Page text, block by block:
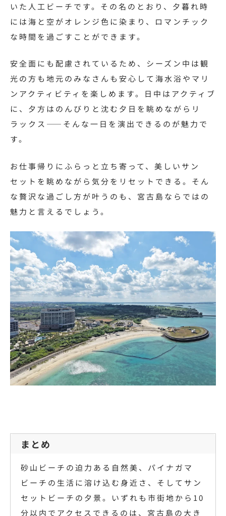
いた人工ビーチです。その名のとおり、夕暮れ時
には海と空がオレンジ色に染まり、ロマンチック
な時間を過ごすことができます。
安全面にも配慮されているため、シーズン中は観
光の方も地元のみなさんも安心して海水浴やマリ
ンアクティビティを楽しめます。日中はアクティブ
に、夕方はのんびりと沈む夕日を眺めながらリ
ラックス――そんな一日を演出できるのが魅力で
す。
お仕事帰りにふらっと立ち寄って、美しいサン
セットを眺めながら気分をリセットできる。そん
な贅沢な過ごし方が叶うのも、宮古島ならではの
魅力と言えるでしょう。
まとめ
砂山ビーチの迫力ある自然美、パイナガマ
ビーチの生活に溶け込む身近さ、そしてサン
セットビーチの夕景。いずれも市街地から10
分以内でアクセスできるのは、宮古島の大き